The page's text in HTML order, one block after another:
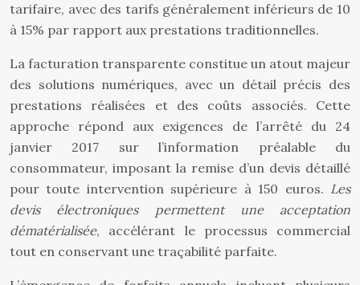
tarifaire, avec des tarifs généralement inférieurs de 10
à 15% par rapport aux prestations traditionnelles.
La facturation transparente constitue un atout majeur
des solutions numériques, avec un détail précis des
prestations réalisées et des coûts associés. Cette
approche répond aux exigences de l’arrêté du 24
janvier 2017 sur l’information préalable du
consommateur, imposant la remise d’un devis détaillé
pour toute intervention supérieure à 150 euros. Les
devis électroniques permettent une acceptation
dématérialisée, accélérant le processus commercial
tout en conservant une traçabilité parfaite.